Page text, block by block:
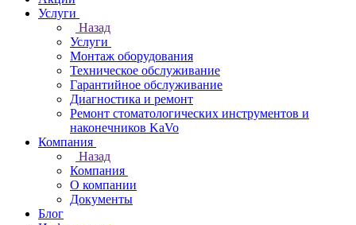
Услуги
Назад
Услуги
Монтаж оборудования
Техническое обслуживание
Гарантийное обслуживание
Диагностика и ремонт
Ремонт стоматологических инструментов и
наконечников KaVo
Компания
Назад
Компания
О компании
Документы
Блог